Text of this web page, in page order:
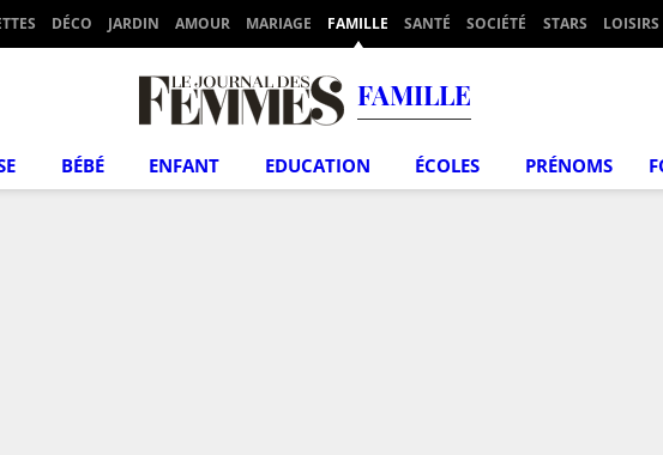
DÉCO JARDIN AMOUR MARIAGE FAMILLE SANTÉ SOCIÉTÉ STARS LOISIRS
FAMILLE
BÉBÉ ENFANT EDUCATION ÉCOLES PRÉNOMS